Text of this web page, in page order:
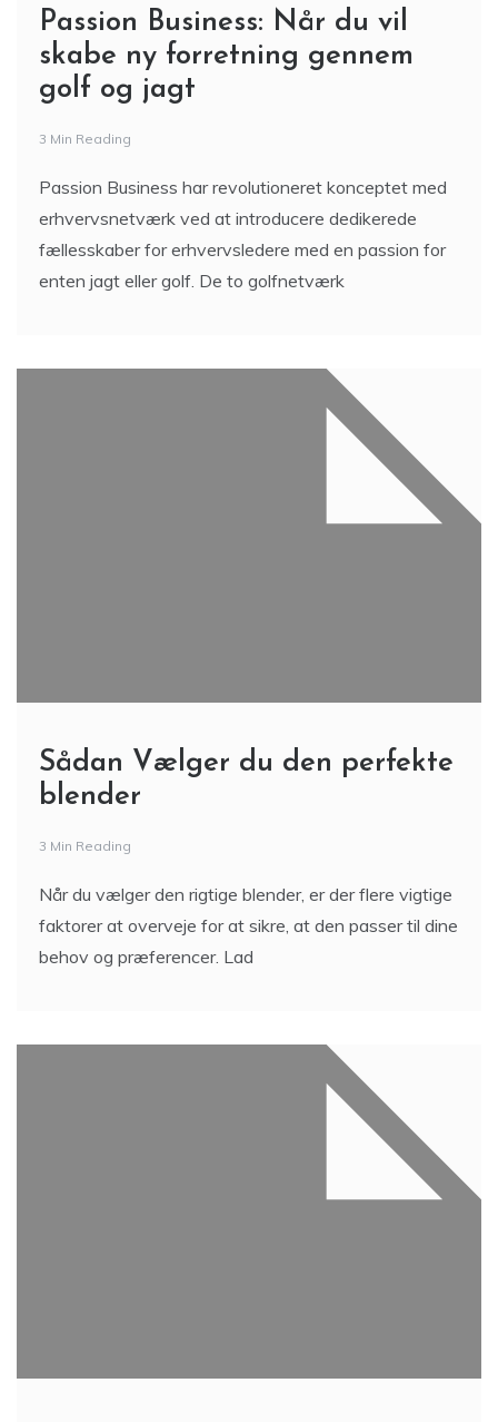
Passion Business: Når du vil
skabe ny forretning gennem
golf og jagt
3 Min Reading
Passion Business har revolutioneret konceptet med
erhvervsnetværk ved at introducere dedikerede
fællesskaber for erhvervsledere med en passion for
enten jagt eller golf. De to golfnetværk
Sådan Vælger du den perfekte
blender
3 Min Reading
Når du vælger den rigtige blender, er der flere vigtige
faktorer at overveje for at sikre, at den passer til dine
behov og præferencer. Lad